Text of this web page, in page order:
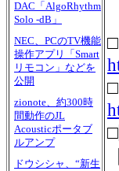
DAC「AlgoRhythm
Solo -dB」
NEC、PCのTV機能
操作アプリ「Smart
リモコン」などを
公開
zionote、約300時
間動作のJL
Acousticポータブ
ルアンプ
ドウシシャ、“新生